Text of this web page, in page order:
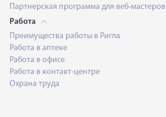
Партнерская программа для веб-мастеров
Работа
Преимущества работы в Ригла
Работа в аптеке
Работа в офисе
Работа в контакт-центре
Охрана труда